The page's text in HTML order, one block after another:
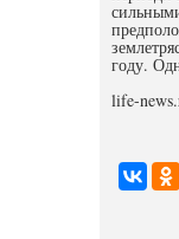
году.
life-